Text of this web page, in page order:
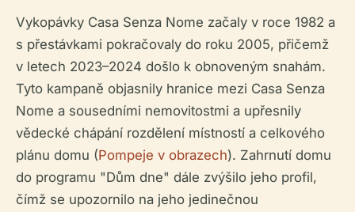
Vykopávky Casa Senza Nome začaly v roce 1982 a
s přestávkami pokračovaly do roku 2005, přičemž
v letech 2023–2024 došlo k obnoveným snahám.
Tyto kampaně objasnily hranice mezi Casa Senza
Nome a sousedními nemovitostmi a upřesnily
vědecké chápání rozdělení místností a celkového
plánu domu (Pompeje v obrazech). Zahrnutí domu
do programu "Dům dne" dále zvýšilo jeho profil,
čímž se upozornilo na jeho jedinečnou